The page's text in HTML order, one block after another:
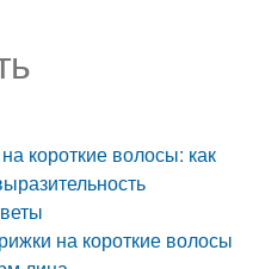
короткие волосы: как
на короткие волосы